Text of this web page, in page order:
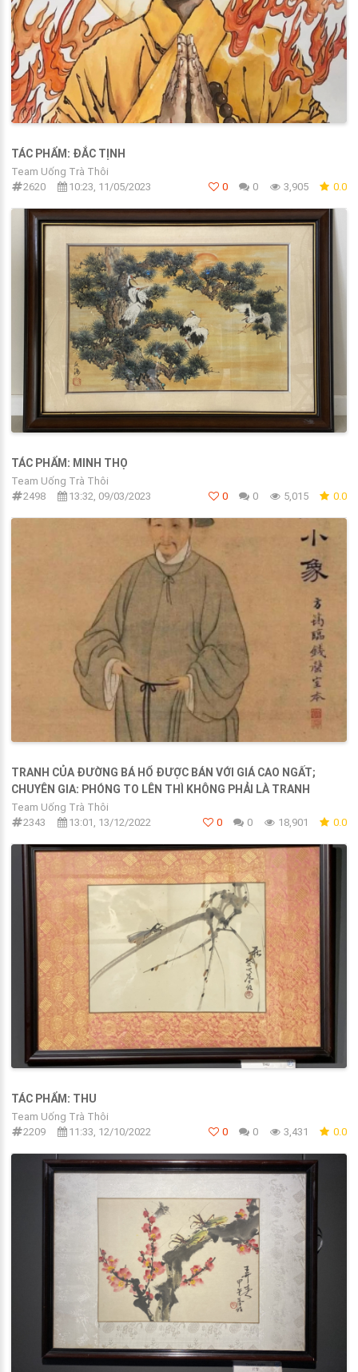
TÁC PHẨM: ĐẮC TỊNH
Team Uống Trà Thôi
2620
10:23, 11/05/2023 0 0 3,905 0.0
TÁC PHẨM: MINH THỌ
Team Uống Trà Thôi
2498
13:32, 09/03/2023 0 0 5,015 0.0
TRANH CỦA ĐƯỜNG BÁ HỔ ĐƯỢC BÁN VỚI GIÁ CAO NGẤT;
CHUYÊN GIA: PHÓNG TO LÊN THÌ KHÔNG PHẢI LÀ TRANH
Team Uống Trà Thôi
2343
13:01, 13/12/2022 0 0 18,901 0.0
TÁC PHẨM: THU
Team Uống Trà Thôi
2209
11:33, 12/10/2022 0 0 3,431 0.0